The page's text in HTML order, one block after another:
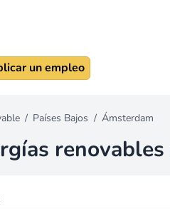
un empleo
/ Países Bajos / Ámsterdam
renovables